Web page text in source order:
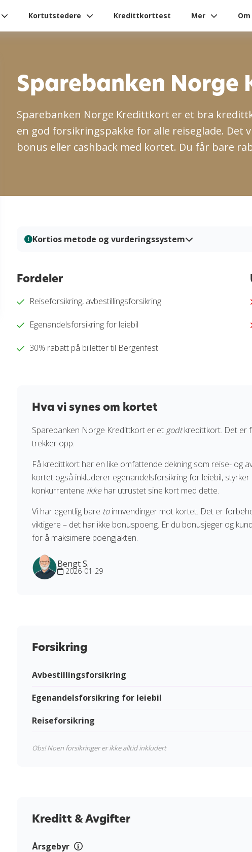
Kortutstedere Kredittkorttest Mer
Sparebanken
Sparebanken Norge Kredittkort er et bra
en god forsikringspakke for alle reiseglade. Det
bonus eller cashback med kortet. Du får bare
Kortios metode og vurderingssystem
basert på verifisert informasjon, praktiske tester og
Fordeler
Reiseforsikring, avbestillingsforsikring
Egenandelsforsikring for leiebil
30% rabatt på billetter til Bergenfest
Hva vi synes om kortet
Sparebanken Norge Kredittkort er et godtkredittkort. Det er
trekker opp.
Få kredittkort har en like omfattende dekning som reise- og
kortet også inkluderer egenandelsforsikring for leiebil,
konkurrentene ikkehar utrustet sine kort med dette.
Vi har egentlig bare toinnvendinger mot kortet. Det er
viktigere – det har ikke bonuspoeng. Er du bonusjeger og
for å maksimere poengjakten.
Bengt S.
2026-01-29
Forsikring
Avbestillingsforsikring
Egenandelsforsikring for leiebil
Reiseforsikring
Obs! Noen forsikringer er ikke alltid inkludert
Kreditt & Avgifter
Årsgebyr